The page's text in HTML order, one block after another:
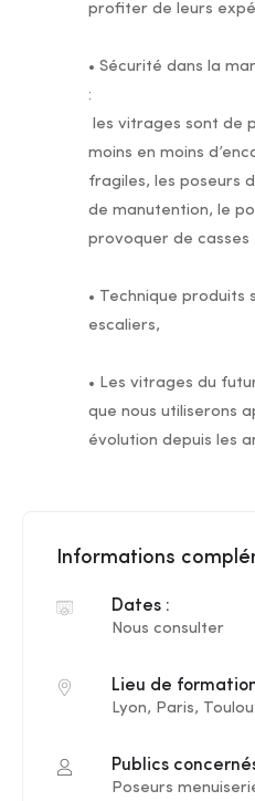
profiter de leurs
• Sécurité dans la
:
les vitrages sont de
moins en moins
fragiles, les poseurs
de manutention, le
provoquer de casses
• Technique produits
escaliers,
• Les vitrages du
que nous utiliserons
évolution depuis les
Informations
Dates :
Nous consulter
Lieu de
Lyon, Paris,
Publics
Poseurs